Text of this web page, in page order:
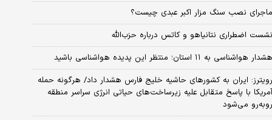
ماجرای نصب سنگ مزار اکبر عبدی چیست؟
نشست اضطراری نتانیاهو و کاتس درباره حزب‌الله
هشدار هواشناسی به ۱۱ استان؛ منتظر این پدیده هواشناسی باشید
رویترز: ایران به کشورهای حاشیه خلیج فارس هشدار داد/ هرگونه حمله
آمریکا با پاسخ متقابل علیه زیرساخت‌های حیاتی انرژی سراسر منطقه
روبه‌رو می‌شود